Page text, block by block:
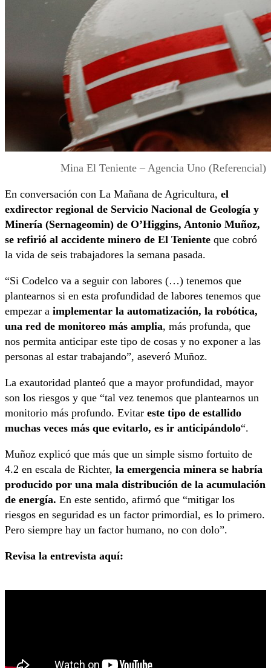
Mina El Teniente – Agencia Uno (Referencial)
En conversación con La Mañana de Agricultura, el
exdirector regional de Servicio Nacional de Geología y
Minería (Sernageomin) de O’Higgins, Antonio Muñoz,
se refirió al accidente minero de El Teniente que cobró
la vida de seis trabajadores la semana pasada.
“Si Codelco va a seguir con labores (…) tenemos que
plantearnos si en esta profundidad de labores tenemos que
empezar a implementar la automatización, la robótica,
una red de monitoreo más amplia, más profunda, que
nos permita anticipar este tipo de cosas y no exponer a las
personas al estar trabajando”, aseveró Muñoz.
La exautoridad planteó que a mayor profundidad, mayor
son los riesgos y que “tal vez tenemos que plantearnos un
monitorio más profundo. Evitar este tipo de estallido
muchas veces más que evitarlo, es ir anticipándolo“.
Muñoz explicó que más que un simple sismo fortuito de
4.2 en escala de Richter, la emergencia minera se habría
producido por una mala distribución de la acumulación
de energía. En este sentido, afirmó que “mitigar los
riesgos en seguridad es un factor primordial, es lo primero.
Pero siempre hay un factor humano, no con dolo”.
Revisa la entrevista aquí: